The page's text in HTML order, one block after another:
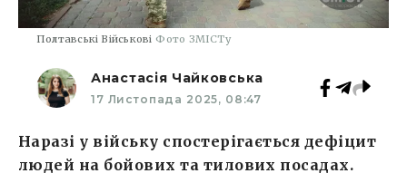
Полтавські Військові Фото ЗМІСТу
Анастасія Чайковська
17 Листопада 2025, 08:47
Наразі у війську спостерігається дефіцит
людей на бойових та тилових посадах.